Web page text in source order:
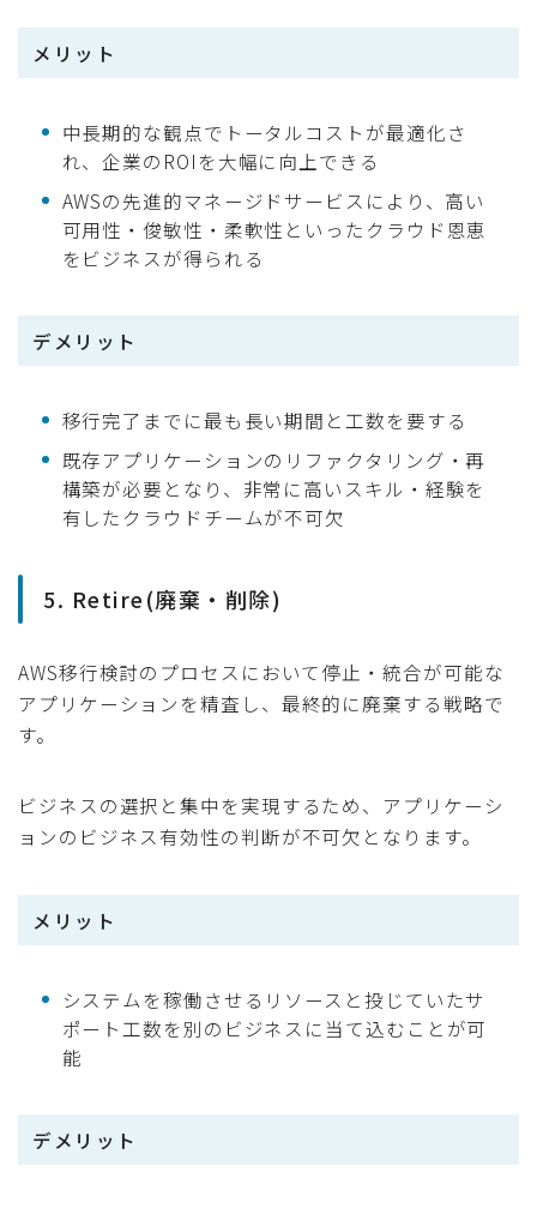
メリット
中長期的な観点でトータルコストが最適化さ
れ、企業のROIを大幅に向上できる
AWSの先進的マネージドサービスにより、高い
可用性・俊敏性・柔軟性といったクラウド恩恵
をビジネスが得られる
デメリット
移行完了までに最も長い期間と工数を要する
既存アプリケーションのリファクタリング・再
構築が必要となり、非常に高いスキル・経験を
有したクラウドチームが不可欠
5. Retire(廃棄・削除)
AWS移行検討のプロセスにおいて停止・統合が可能な
アプリケーションを精査し、最終的に廃棄する戦略で
す。
ビジネスの選択と集中を実現するため、アプリケーシ
ョンのビジネス有効性の判断が不可欠となります。
メリット
システムを稼働させるリソースと投じていたサ
ポート工数を別のビジネスに当て込むことが可
能
デメリット